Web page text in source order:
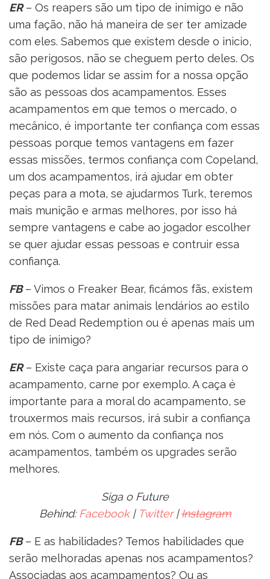
ER– Os reapers são um tipo de inimigo e não
uma fação, não há maneira de ser ter amizade
com eles. Sabemos que existem desde o inicio,
são perigosos, não se cheguem perto deles. Os
que podemos lidar se assim for a nossa opção
são as pessoas dos acampamentos. Esses
acampamentos em que temos o mercado, o
mecânico, é importante ter confiança com essas
pessoas porque temos vantagens em fazer
essas missões, termos confiança com Copeland,
um dos acampamentos, irá ajudar em obter
peças para a mota, se ajudarmos Turk, teremos
mais munição e armas melhores, por isso há
sempre vantagens e cabe ao jogador escolher
se quer ajudar essas pessoas e contruir essa
confiança.
FB– Vimos o Freaker Bear, ficámos fãs, existem
missões para matar animais lendários ao estilo
de Red Dead Redemption ou é apenas mais um
tipo de inimigo?
ER – Existe caça para angariar recursos para o
acampamento, carne por exemplo. A caça é
importante para a moral do acampamento, se
trouxermos mais recursos, irá subir a confiança
em nós. Com o aumento da confiança nos
acampamentos, também os upgrades serão
melhores.
Siga o Future
Behind: Facebook| Twitter|Instagram
FB– E as habilidades? Temos habilidades que
serão melhoradas apenas nos acampamentos?
Associadas aos acampamentos? Ou as